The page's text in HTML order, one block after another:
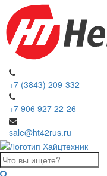
+7 (3843) 209-332
+7 906 927 22-26
sale@ht42rus.ru